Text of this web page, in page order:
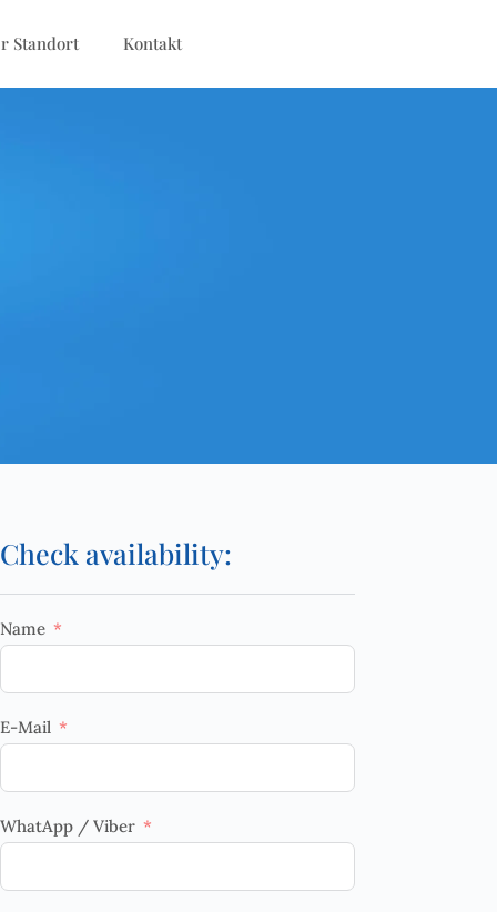
Standort Kontakt
Check availability:
Name
E-Mail
WhatApp / Viber